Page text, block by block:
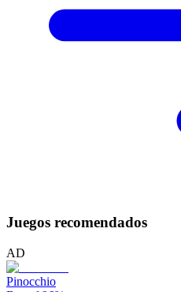
Juegos recomendados
AD
Pinocchio